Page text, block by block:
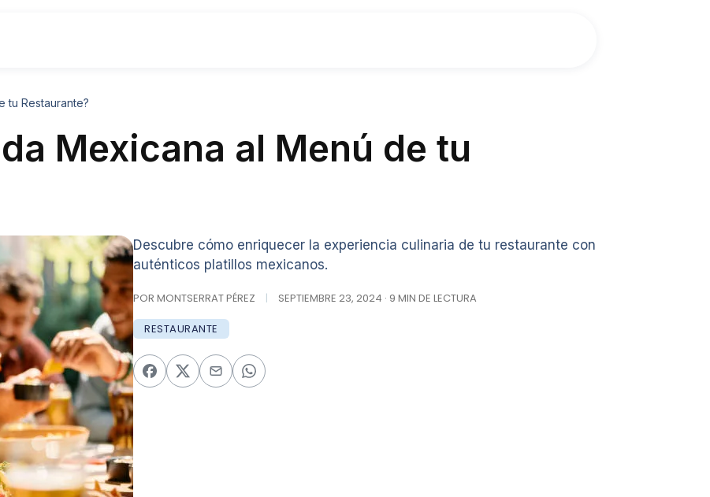
tu Restaurante?
Mexicana al Menú de tu
Descubre cómo enriquecer la experiencia culinaria de tu restaurante con
auténticos platillos mexicanos.
POR MONTSERRAT PÉREZ | SEPTIEMBRE 23, 2024 · 9 MIN DE LECTURA
RESTAURANTE